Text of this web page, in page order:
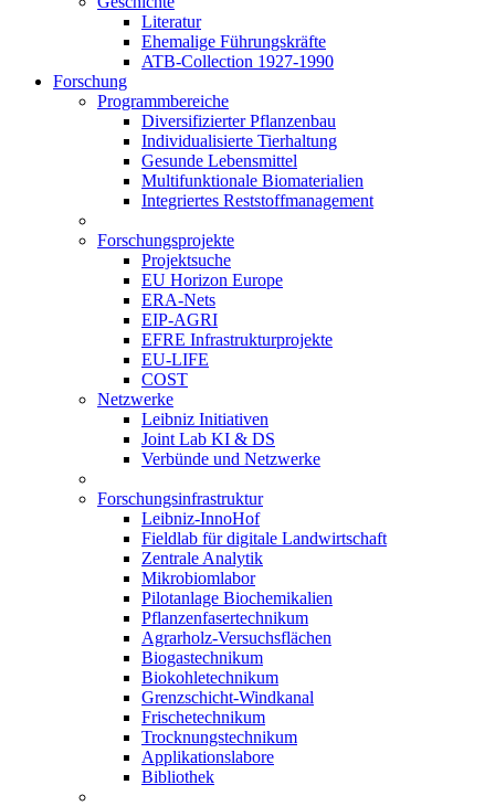
Literatur
Ehemalige Führungskräfte
ATB-Collection 1927-1990
Forschung
Programmbereiche
Diversifizierter Pflanzenbau
Individualisierte Tierhaltung
Gesunde Lebensmittel
Multifunktionale Biomaterialien
Integriertes Reststoffmanagement
Forschungsprojekte
Projektsuche
EU Horizon Europe
ERA-Nets
EIP-AGRI
EFRE Infrastrukturprojekte
EU-LIFE
COST
Netzwerke
Leibniz Initiativen
Joint Lab KI & DS
Verbünde und Netzwerke
Forschungsinfrastruktur
Leibniz-InnoHof
Fieldlab für digitale Landwirtschaft
Zentrale Analytik
Mikrobiomlabor
Pilotanlage Biochemikalien
Pflanzenfasertechnikum
Agrarholz-Versuchsflächen
Biogastechnikum
Biokohletechnikum
Grenzschicht-Windkanal
Frischetechnikum
Trocknungstechnikum
Applikationslabore
Bibliothek